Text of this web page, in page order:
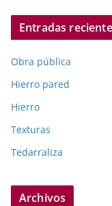
Entradas
Obra pública
Hierro pared
Hierro
Texturas
Tedarraliza
Archivos